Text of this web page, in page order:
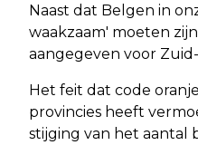
Naast dat Belgen in
waakzaam' moeten
aangegeven voor
Het feit dat code
provincies heeft
stijging van het aantal